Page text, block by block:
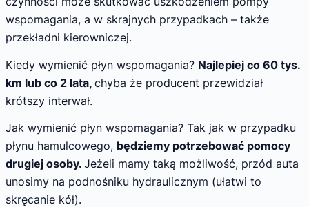
wspomagania, a w skrajnych przypadkach – także
przekładni kierowniczej.
Kiedy wymienić płyn wspomagania? Najlepiej co 60 tys.
km lub co 2 lata, chyba że producent przewidział
krótszy interwał.
Jak wymienić płyn wspomagania? Tak jak w przypadku
płynu hamulcowego, będziemy potrzebować pomocy
drugiej osoby. Jeżeli mamy taką możliwość, przód auta
unosimy na podnośniku hydraulicznym (ułatwi to
skręcanie kół).